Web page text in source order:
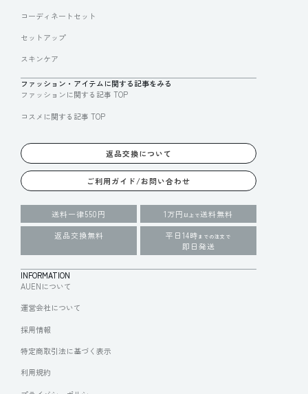
コーディネートセット
セットアップ
スキンケア
ファッション・アイテムに関する記事をみる
ファッションに関する記事 TOP
コスメに関する記事 TOP
返品交換について
ご利用ガイド/お問い合わせ
送料一律550円 1万円 以上で送料無料
返品交換無料
平日14時 までの注文で
即日発送
INFORMATION
AUENについて
運営会社について
採用情報
特定商取引法に基づく表示
利用規約